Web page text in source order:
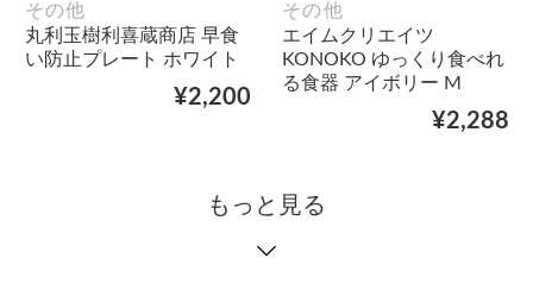
その他
丸利玉樹利喜蔵商店 早食
い防止プレート ホワイト
¥2,200
その他
エイムクリエイツ
KONOKO ゆっくり食べれ
る食器 アイボリー M
¥2,288
もっと見る